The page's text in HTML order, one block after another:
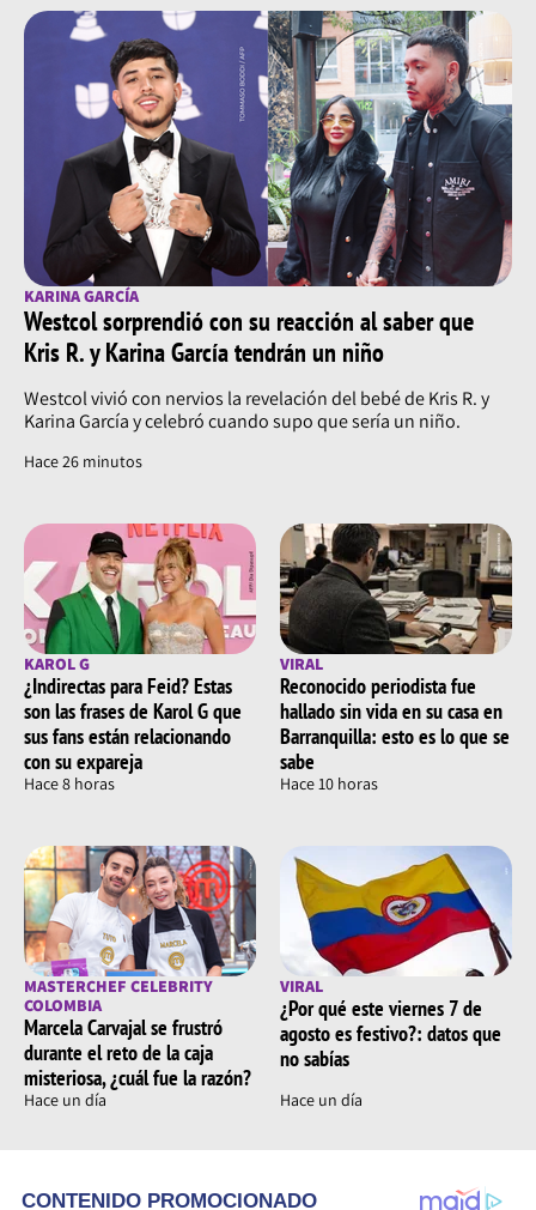
KARINA GARCÍA
Westcol sorprendió con su reacción al saber que
Kris R. y Karina García tendrán un niño
Westcol vivió con nervios la revelación del bebé de Kris R. y
Karina García y celebró cuando supo que sería un niño.
Hace 26 minutos
KAROL G
¿Indirectas para Feid? Estas
son las frases de Karol G que
sus fans están relacionando
con su expareja
Hace 8 horas
VIRAL
Reconocido periodista fue
hallado sin vida en su casa en
Barranquilla: esto es lo que se
sabe
Hace 10 horas
MASTERCHEF CELEBRITY
COLOMBIA
Marcela Carvajal se frustró
durante el reto de la caja
misteriosa, ¿cuál fue la razón?
Hace un día
VIRAL
¿Por qué este viernes 7 de
agosto es festivo?: datos que
no sabías
Hace un día